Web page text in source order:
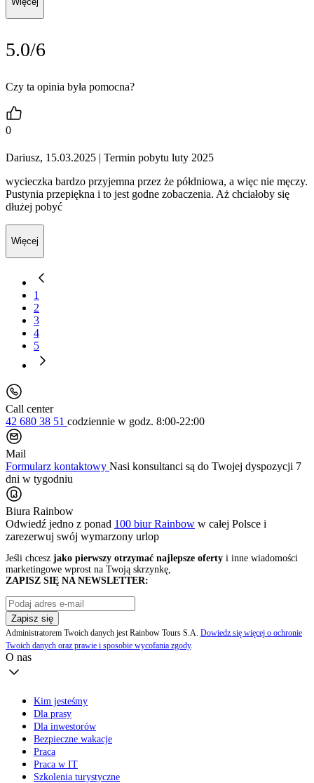
5.0/6
Czy ta opinia była pomocna?
0
Dariusz, 15.03.2025 | Termin pobytu luty 2025
wycieczka bardzo przyjemna przez że półdniowa, a więc nie męczy.
Pustynia przepiękna i to jest godne zobaczenia. Aż chciałoby się
dłużej pobyć
Więcej
1
2
3
4
5
Call center
42 680 38 51 codziennie w godz. 8:00-22:00
Mail
Formularz kontaktowy Nasi konsultanci są do Twojej dyspozycji 7
dni w tygodniu
Biura Rainbow
Odwiedź jedno z ponad 100 biur Rainbow w całej Polsce i
zarezerwuj swój wymarzony urlop
Jeśli chcesz jako pierwszy otrzymać najlepsze oferty i inne wiadomości
marketingowe wprost na Twoją skrzynkę,
ZAPISZ SIĘ NA NEWSLETTER:
Zapisz się
Administratorem Twoich danych jest Rainbow Tours S.A. Dowiedz się więcej o ochronie
Twoich danych oraz prawie i sposobie wycofania zgody.
O nas
Kim jesteśmy
Dla prasy
Dla inwestorów
Bezpieczne wakacje
Praca
Praca w IT
Szkolenia turystyczne